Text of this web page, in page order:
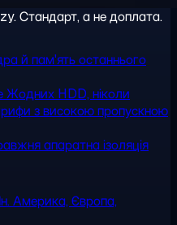
Стандарт, а не доплата.
й пам'ять останнього
Жодних HDD, ніколи
з високою пропускною
апаратна ізоляція
Америка, Європа,